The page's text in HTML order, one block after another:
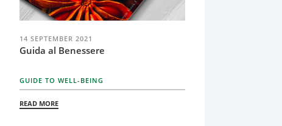
14 SEPTEMBER 2021
Guida al Benessere
GUIDE TO WELL-BEING
READ MORE